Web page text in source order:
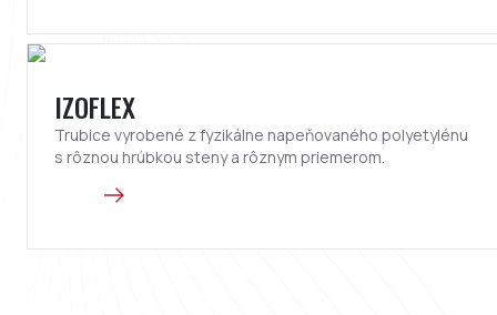
IZOFLEX
Trubice vyrobené z fyzikálne napeňovaného polyetylénu
s rôznou hrúbkou steny a rôznym priemerom.